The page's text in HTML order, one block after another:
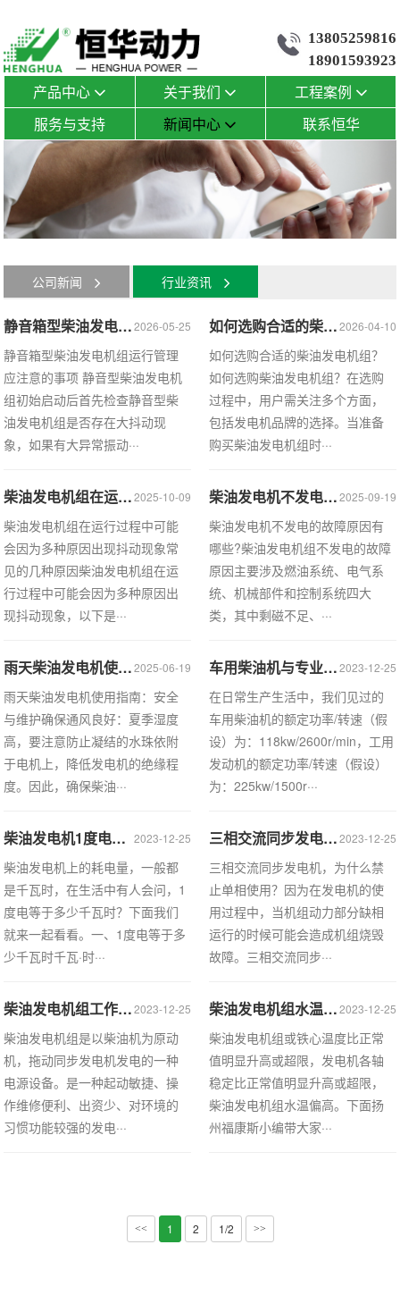
13805259816
18901593923
产品中心 关于我们
工程案例
服务与支持
新闻中心 联系恒华
公司新闻 行业资讯
2026-05-25
静音箱型柴油发电机组运行管理应注意的事项
静音箱型柴油发电机组运行管理
应注意的事项 静音型柴油发电机
组初始启动后首先检查静音型柴
油发电机组是否存在大抖动现
象，如果有大异常振动···
2026-04-10
如何选购合适的柴油发电机组？
如何选购合适的柴油发电机组？
如何选购柴油发电机组？在选购
过程中，用户需关注多个方面，
包括发电机品牌的选择。当准备
购买柴油发电机组时···
2025-10-09
柴油发电机组在运行过程中可能会因为多种原因出现抖动现象，常见的几种原因
柴油发电机组在运行过程中可能
会因为多种原因出现抖动现象常
见的几种原因柴油发电机组在运
行过程中可能会因为多种原因出
现抖动现象，以下是···
2025-09-19
柴油发电机不发电的故障原因有哪些?
柴油发电机不发电的故障原因有
哪些?柴油发电机组不发电的故障
原因主要涉及燃油系统、电气系
统、机械部件和控制系统四大
类，其中‌剩磁不足、···
2025-06-19
雨天柴油发电机使用指南：安全与维护
雨天柴油发电机使用指南：安全
与维护确保通风良好：夏季湿度
高，要注意防止凝结的水珠依附
于电机上，降低发电机的绝缘程
度。因此，确保柴油···
2023-12-25
车用柴油机与专业柴油机，两者有什么区别吗
在日常生产生活中，我们见过的
车用柴油机的额定功率/转速（假
设）为：118kw/2600r/min，工用
发动机的额定功率/转速（假设）
为：225kw/1500r···
2023-12-25
柴油发电机1度电等于多少千瓦时？ ​
柴油发电机上的耗电量，一般都
是千瓦时，在生活中有人会问，1
度电等于多少千瓦时？下面我们
就来一起看看。一、1度电等于多
少千瓦时千瓦·时···
2023-12-25
三相交流同步发电机单相运行的危害
三相交流同步发电机，为什么禁
止单相使用？因为在发电机的使
用过程中，当机组动力部分缺相
运行的时候可能会造成机组烧毁
故障。三相交流同步···
2023-12-25
柴油发电机组工作环境的几大要求，你满足了吗？
柴油发电机组是以柴油机为原动
机，拖动同步发电机发电的一种
电源设备。是一种起动敏捷、操
作维修便利、出资少、对环境的
习惯功能较强的发电···
2023-12-25
柴油发电机组水温偏高怎么回事?
柴油发电机组或铁心温度比正常
值明显升高或超限，发电机各轴
稳定比正常值明显升高或超限，
柴油发电机组水温偏高。下面扬
州福康斯小编带大家···
<< 1 2 1/2 >>